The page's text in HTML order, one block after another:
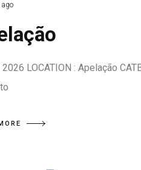
ago
2026 LOCATION : Apelação